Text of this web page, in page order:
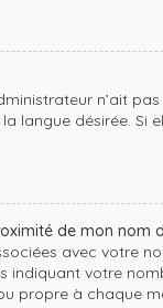
n’ait
langue désirée. Si
de mon nom
avec votre
indiquant votre
propre à chaque